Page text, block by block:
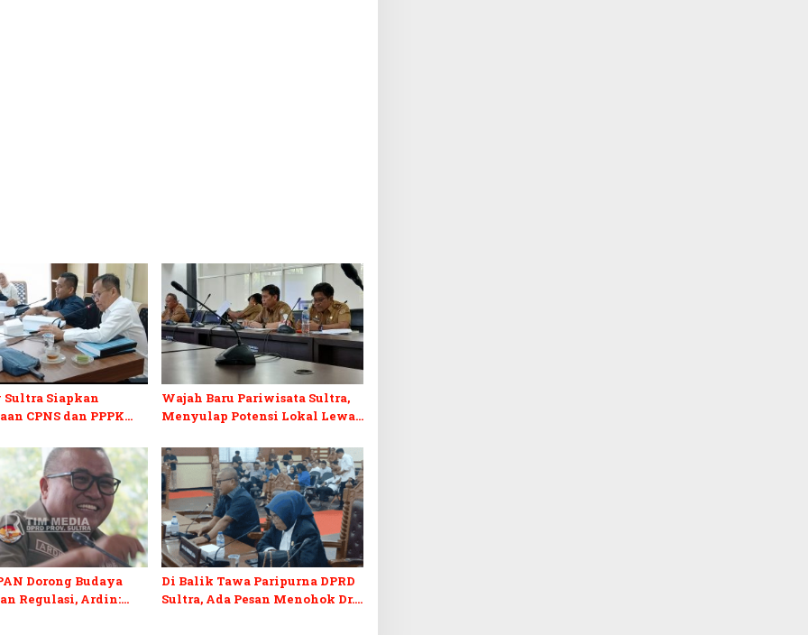
Sultra Siapkan
CPNS dan PPPK
Wajah Baru Pariwisata Sultra,
Menyulap Potensi Lokal Lewat
Penguatan Ekraf
Dorong Budaya
Regulasi, Ardin:
Di Balik Tawa Paripurna DPRD
Sultra, Ada Pesan Menohok Dr.